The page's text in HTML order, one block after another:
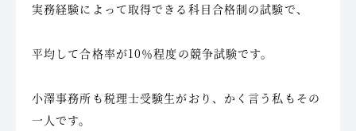
実務経験によって取得できる科目合格制の試験で、
平均して合格率が10％程度の競争試験です。
小澤事務所も税理士受験生がおり、かく言う私もその
一人です。